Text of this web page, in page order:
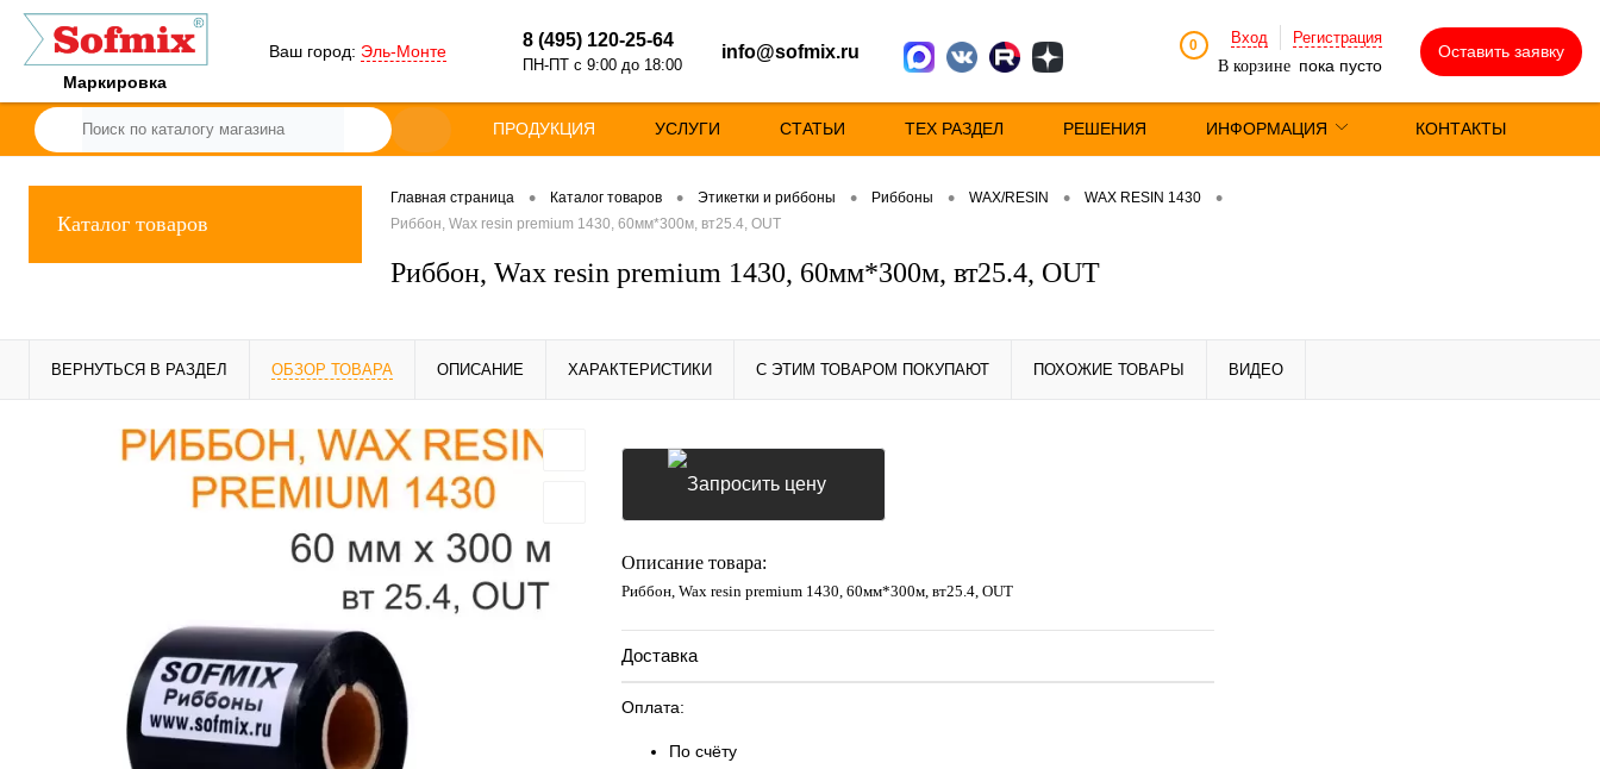
Маркировка
Ваш город: Эль-Монте
8 (495) 120-25-64
ПН-ПТ с 9:00 до 18:00
info@sofmix.ru 0 Вход
Регистрация
В корзине пока пусто
Оставить заявку
ПРОДУКЦИЯ УСЛУГИ СТАТЬИ ТЕХ РАЗДЕЛ РЕШЕНИЯ ИНФОРМАЦИЯ КОНТАКТЫ
Каталог товаров
Главная страница • Каталог товаров • Этикетки и риббоны • Риббоны • WAX/RESIN • WAX RESIN 1430 •
Риббон, Wax resin premium 1430, 60мм*300м, вт25.4, OUT
Риббон, Wax resin premium 1430, 60мм*300м, вт25.4, OUT
ВЕРНУТЬСЯ В РАЗДЕЛ ОБЗОР ТОВАРА ОПИСАНИЕ ХАРАКТЕРИСТИКИ С ЭТИМ ТОВАРОМ ПОКУПАЮТ ПОХОЖИЕ ТОВАРЫ ВИДЕО
Запросить цену
Описание товара:
Риббон, Wax resin premium 1430, 60мм*300м, вт25.4, OUT
Доставка
Оплата:
По счёту